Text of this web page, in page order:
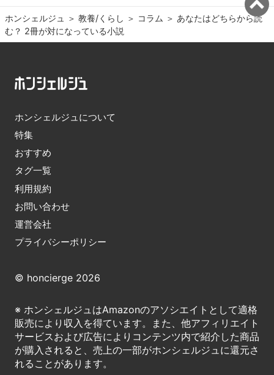
ホンシェルジュ ＞ 教養/くらし ＞ コラム ＞ あなたはどちらから読
む？ 2冊が対になっている小説
ホンシェルジュについて
特集
おすすめ
タグ一覧
利用規約
お問い合わせ
運営会社
プライバシーポリシー
© honcierge 2026
※ ホンシェルジュはAmazonのアソシエイトとして適格
販売により収入を得ています。また、他アフィリエイト
サービスおよび広告によりコンテンツ内で紹介した商品
が購入されると、売上の一部がホンシェルジュに還元さ
れることがあります。